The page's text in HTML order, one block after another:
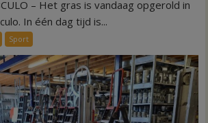
Binnen
kunstgras
weg
in
Hardenberg
– Het gras is vandaag opgerold in
In één dag tijd is...
Sport